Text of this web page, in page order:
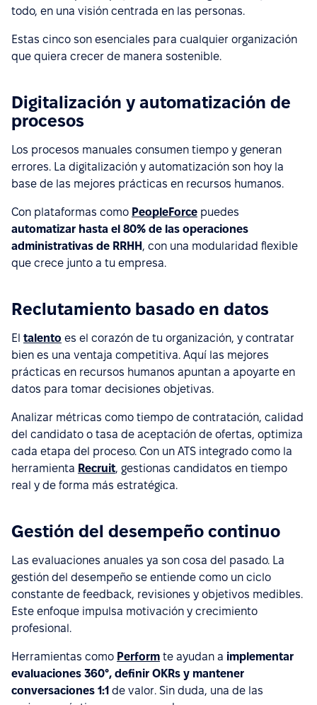
todo, en una visión centrada en las personas.
Estas cinco son esenciales para cualquier organización
que quiera crecer de manera sostenible.
Digitalización y automatización de
procesos
Los procesos manuales consumen tiempo y generan
errores. La digitalización y automatización son hoy la
base de las mejores prácticas en recursos humanos.
Con plataformas como PeopleForce puedes
automatizar hasta el 80% de las operaciones
administrativas de RRHH , con una modularidad flexible
que crece junto a tu empresa.
Reclutamiento basado en datos
El talento es el corazón de tu organización, y contratar
bien es una ventaja competitiva. Aquí las mejores
prácticas en recursos humanos apuntan a apoyarte en
datos para tomar decisiones objetivas.
Analizar métricas como tiempo de contratación, calidad
del candidato o tasa de aceptación de ofertas, optimiza
cada etapa del proceso. Con un ATS integrado como la
herramienta Recruit, gestionas candidatos en tiempo
real y de forma más estratégica.
Gestión del desempeño continuo
Las evaluaciones anuales ya son cosa del pasado. La
gestión del desempeño se entiende como un ciclo
constante de feedback, revisiones y objetivos medibles.
Este enfoque impulsa motivación y crecimiento
profesional.
Herramientas como Perform te ayudan a implementar
evaluaciones 360°, definir OKRs y mantener
conversaciones 1:1 de valor. Sin duda, una de las